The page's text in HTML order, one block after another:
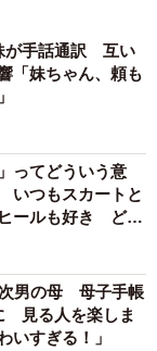
が手話通訳 互い
「妹ちゃん、頼も
ってどういう意
つもスカートと
ールも好き どの
男の母 母子手帳
見る人を楽しま
いすぎる！」